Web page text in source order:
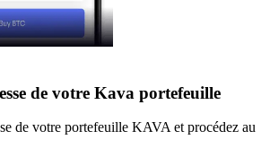
de votre Kava portefeuille
de votre portefeuille KAVA et procédez au